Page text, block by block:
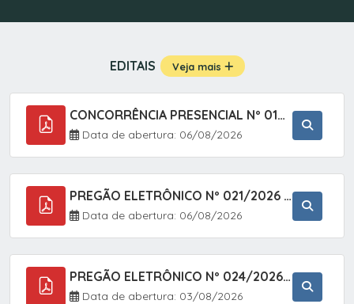
EDITAIS Veja mais
CONCORRÊNCIA PRESENCIAL Nº 019/2025 - PAVIMENTAÇÃO ASFÁLTICA EM TRECHO DA RUA 2 NO BAIRRO VILA SOARES NO MUNICÍPIO DE SETE BARRAS/SP.
Data de abertura: 06/08/2026
PREGÃO ELETRÔNICO Nº 021/2026 - AQUISIÇÃO DE CONTENTORES E CARRINHOS, DESTINADOS A COLETIVA E MANEJO DE RESÍDUOS SÓLIDOS, ATRAVÉS DO SISTEMA DE REGISTRO DE PREÇOS (SRP)
Data de abertura: 06/08/2026
PREGÃO ELETRÔNICO Nº 024/2026 - AQUISIÇÃO DE GÁS MEDICINAL TIPO OXIGÊNIO (1,00 M3, 3,00 M3 E 10,00 M3), EM ATENDIMENTO À SECRETARIA MUNICIPAL DE SAÚDE, ATRAVÉS DO SISTEMA DE REGISTRO DE PREÇOS (SRP)
Data de abertura: 03/08/2026